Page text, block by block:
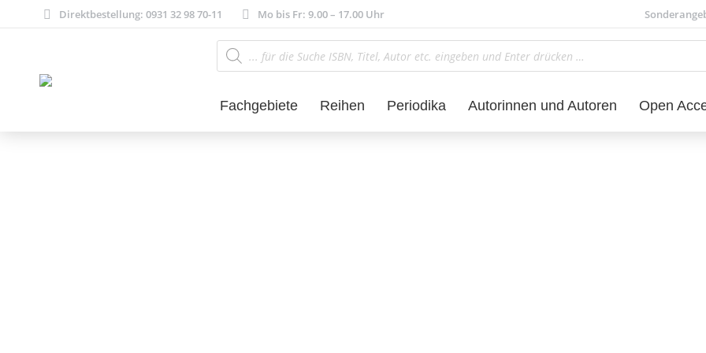
Direktbestellung: 0931 32 98 70-11 Mo bis Fr: 9.00 – 17.00 Uhr
Products
search
Fachgebiete Reihen Periodika Autorinnen und Autoren Open